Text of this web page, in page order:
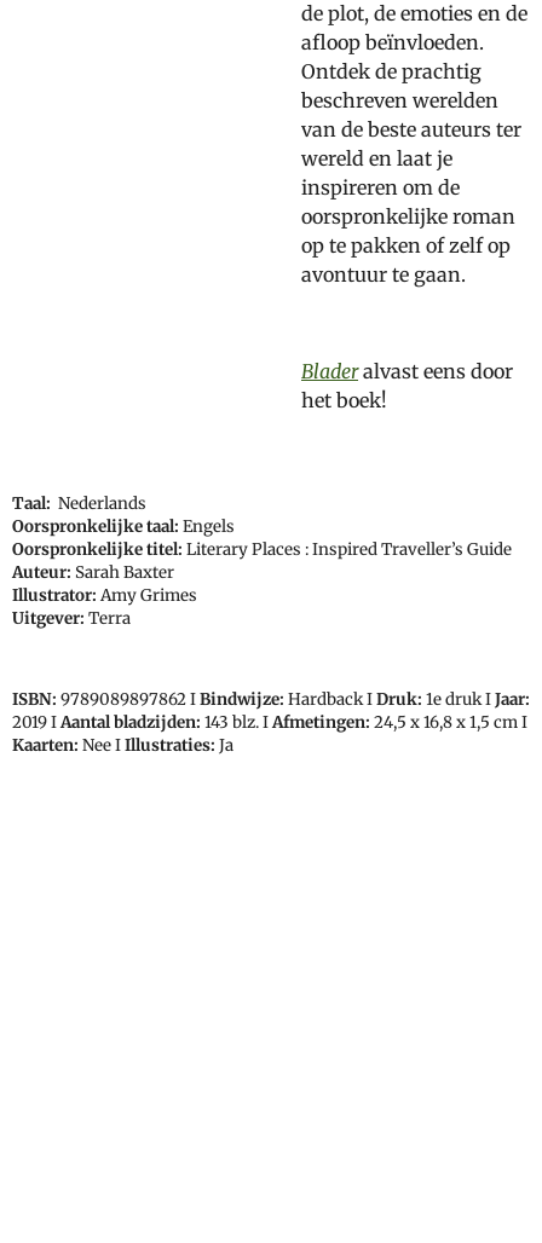
de plot, de emoties en de
afloop beïnvloeden.
Ontdek de prachtig
beschreven werelden
van de beste auteurs ter
wereld en laat je
inspireren om de
oorspronkelijke roman
op te pakken of zelf op
avontuur te gaan.
Bladeralvast eens door
het boek!
Taal: Nederlands
Oorspronkelijke taal: Engels
Oorspronkelijke titel: Literary Places : Inspired Traveller’s Guide
Auteur: Sarah Baxter
Illustrator: Amy Grimes
Uitgever: Terra
ISBN: 9789089897862 IBindwijze: Hardback IDruk: 1e druk IJaar:
2019 IAantal bladzijden: 143 blz. IAfmetingen: 24,5 x 16,8 x 1,5 cm I
Kaarten: Nee IIllustraties: Ja